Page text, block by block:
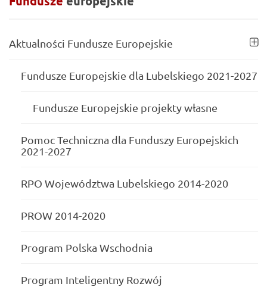
Aktualności Fundusze Europejskie
Fundusze Europejskie dla Lubelskiego 2021-2027
Fundusze Europejskie projekty własne
Pomoc Techniczna dla Funduszy Europejskich
2021-2027
RPO Województwa Lubelskiego 2014-2020
PROW 2014-2020
Program Polska Wschodnia
Program Inteligentny Rozwój